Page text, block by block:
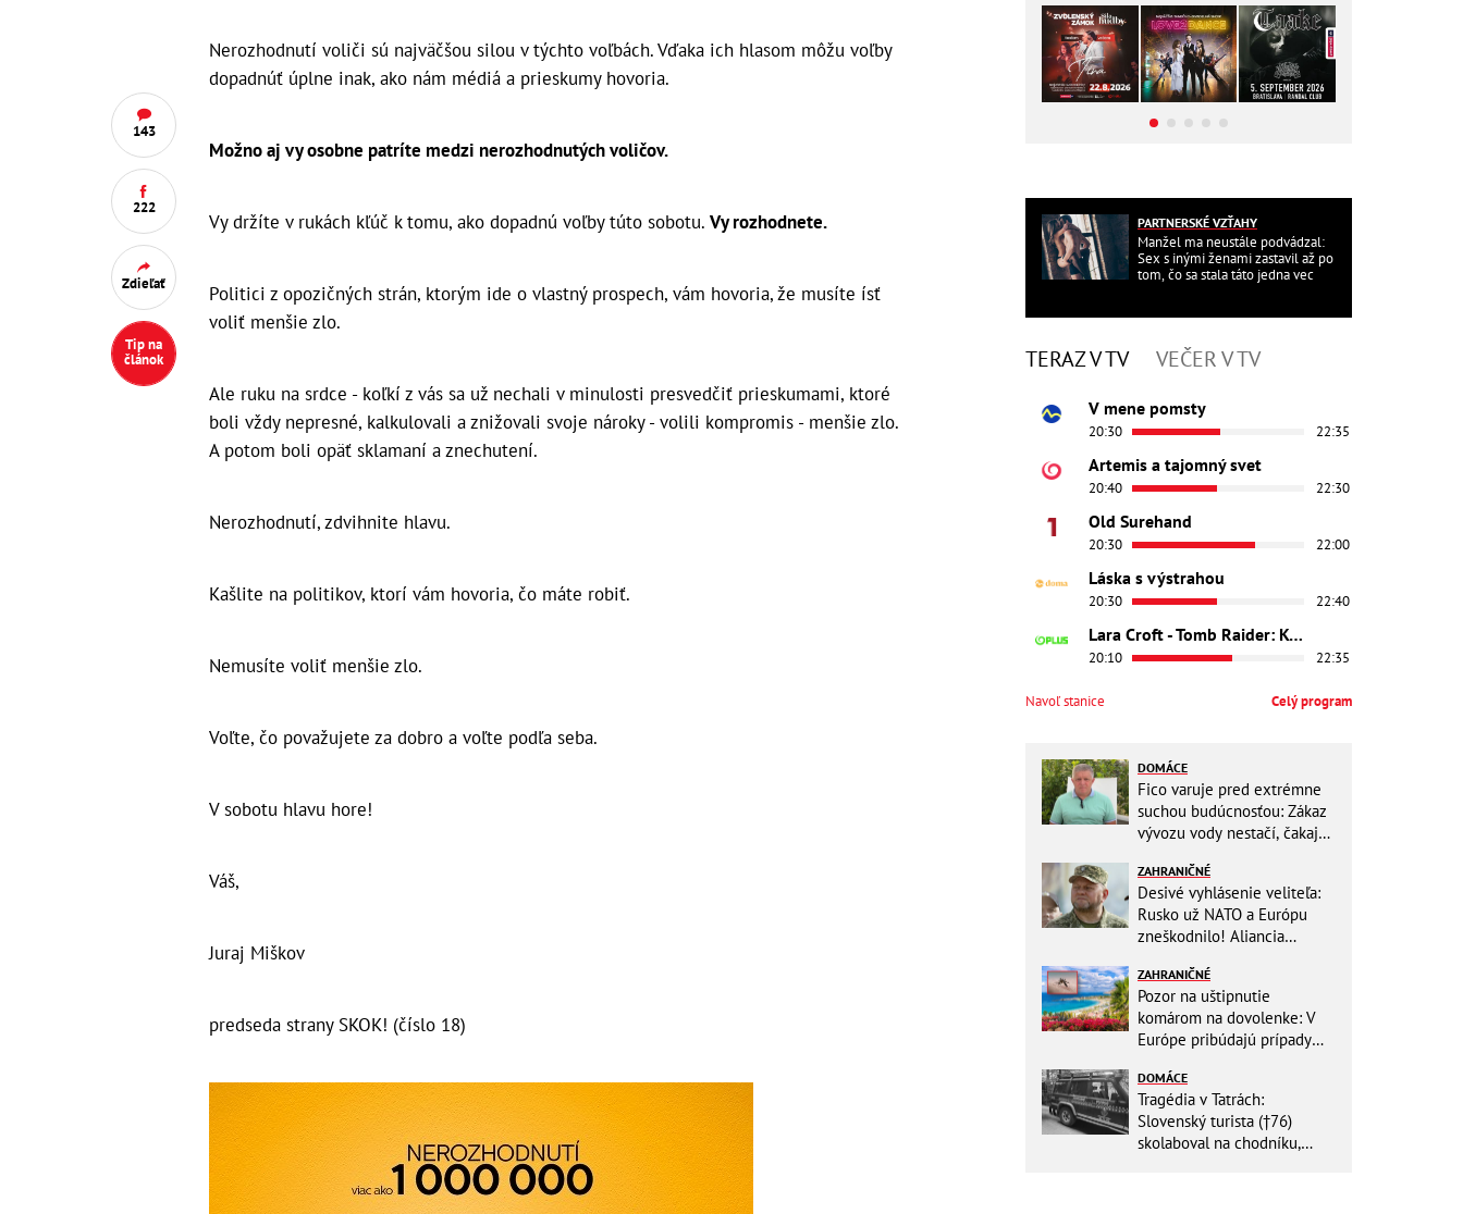
143
222
Zdieľať
Tip na
článok
Nerozhodnutí voliči sú najväčšou silou v týchto voľbách. Vďaka ich hlasom môžu voľby
dopadnúť úplne inak, ako nám médiá a prieskumy hovoria.
Možno aj vy osobne patríte medzi nerozhodnutých voličov.
Vy držíte v rukách kľúč k tomu, ako dopadnú voľby túto sobotu. Vy rozhodnete.
Politici z opozičných strán, ktorým ide o vlastný prospech, vám hovoria, že musíte ísť
voliť menšie zlo.
Ale ruku na srdce - koľkí z vás sa už nechali v minulosti presvedčiť prieskumami, ktoré
boli vždy nepresné, kalkulovali a znižovali svoje nároky - volili kompromis - menšie zlo.
A potom boli opäť sklamaní a znechutení.
Nerozhodnutí, zdvihnite hlavu.
Kašlite na politikov, ktorí vám hovoria, čo máte robiť.
Nemusíte voliť menšie zlo.
Voľte, čo považujete za dobro a voľte podľa seba.
V sobotu hlavu hore!
Váš,
Juraj Miškov
predseda strany SKOK! (číslo 18)
PARTNERSKÉ VZŤAHY
Manžel ma neustále podvádzal:
Sex s inými ženami zastavil až po
tom, čo sa stala táto jedna vec
TERAZ V TV VEČER V TV
V mene pomsty
20:30 22:35
Artemis a tajomný svet
20:40 22:30
Old Surehand
20:30 22:00
Láska s výstrahou
20:30 22:40
Lara Croft - Tomb Raider: Kolíska života
20:10 22:35
Navoľ stanice Celý program
DOMÁCE
Fico varuje pred extrémne
suchou budúcnosťou: Zákaz
vývozu vody nestačí, čakajú
ZAHRANIČNÉ
Desivé vyhlásenie veliteľa:
Rusko už NATO a Európu
zneškodnilo! Aliancia
ZAHRANIČNÉ
Pozor na uštipnutie
komárom na dovolenke: V
Európe pribúdajú prípady
DOMÁCE
Tragédia v Tatrách:
Slovenský turista (†76)
skolaboval na chodníku,